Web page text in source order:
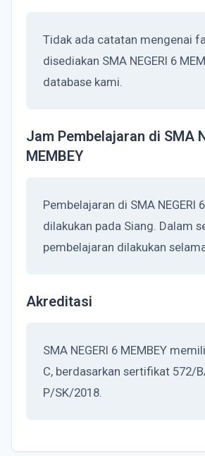
Tidak ada catatan mengenai
disediakan SMA NEGERI 6
database kami.
Jam Pembelajaran di SMA
MEMBEY
Pembelajaran di SMA NEGERI
dilakukan pada Siang. Dalam
pembelajaran dilakukan
Akreditasi
SMA NEGERI 6 MEMBEY
C, berdasarkan sertifikat 572/
P/SK/2018.